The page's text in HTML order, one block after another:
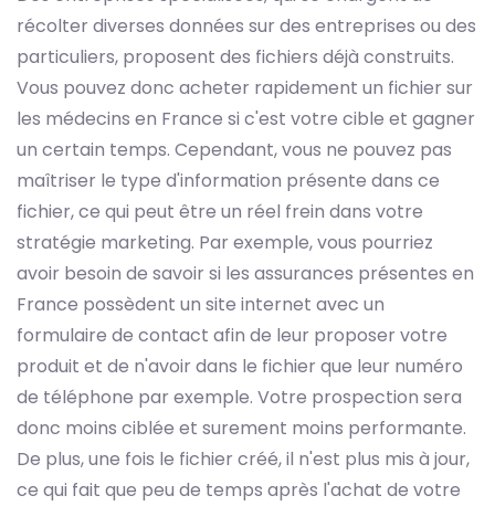
récolter diverses données sur des entreprises ou des
particuliers, proposent des fichiers déjà construits.
Vous pouvez donc acheter rapidement un fichier sur
les médecins en France si c'est votre cible et gagner
un certain temps. Cependant, vous ne pouvez pas
maîtriser le type d'information présente dans ce
fichier, ce qui peut être un réel frein dans votre
stratégie marketing. Par exemple, vous pourriez
avoir besoin de savoir si les assurances présentes en
France possèdent un site internet avec un
formulaire de contact afin de leur proposer votre
produit et de n'avoir dans le fichier que leur numéro
de téléphone par exemple. Votre prospection sera
donc moins ciblée et surement moins performante.
De plus, une fois le fichier créé, il n'est plus mis à jour,
ce qui fait que peu de temps après l'achat de votre